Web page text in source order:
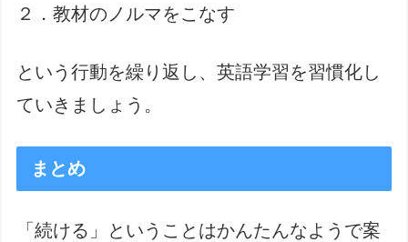
２．教材のノルマをこなす
という行動を繰り返し、英語学習を習慣化し
ていきましょう。
まとめ
「続ける」ということはかんたんなようで案